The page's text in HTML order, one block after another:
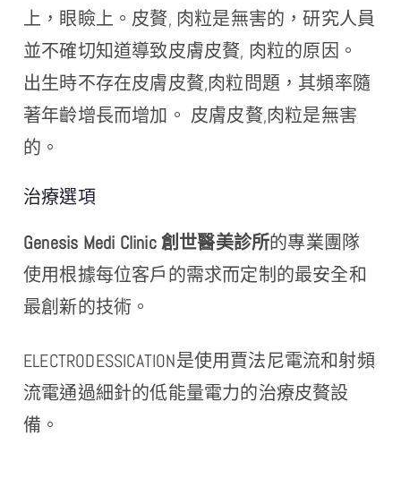
上，眼瞼上。皮贅, 肉粒是無害的，研究人員
並不確切知道導致皮膚皮贅, 肉粒的原因。
出生時不存在皮膚皮贅,肉粒問題，其頻率隨
著年齡增長而增加。 皮膚皮贅,肉粒是無害
的。
治療選項
Genesis Medi Clinic 創世醫美診所的專業團隊
使用根據每位客戶的需求而定制的最安全和
最創新的技術。
ELECTRODESSICATION是使用賈法尼電流和射頻
流電通過細針的低能量電力的治療皮贅設
備。